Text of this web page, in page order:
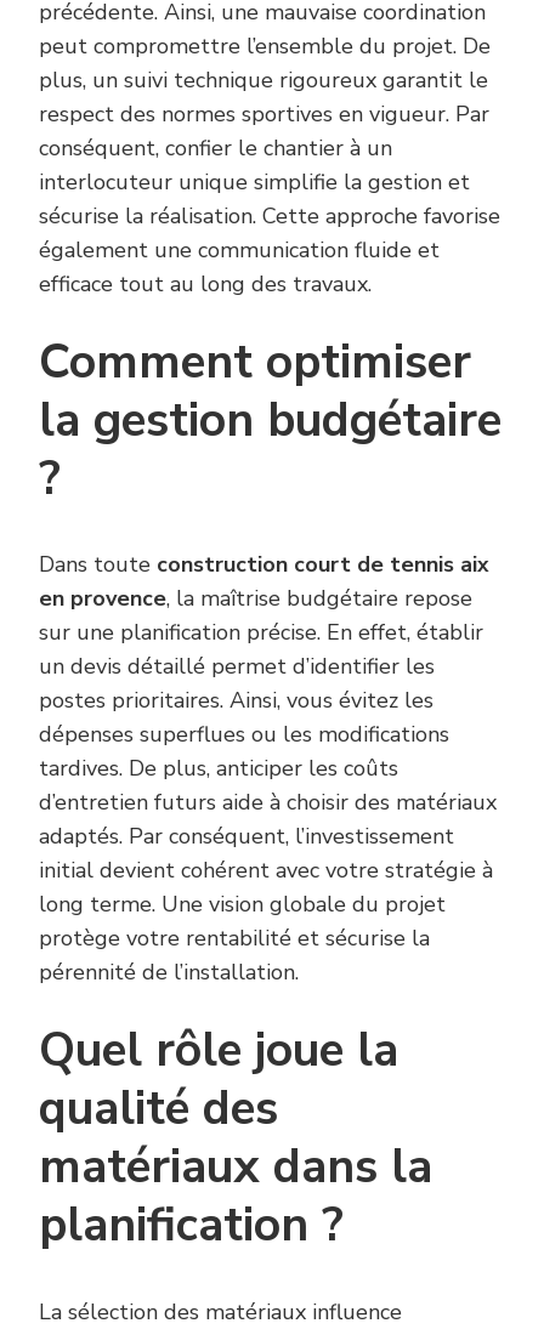
précédente. Ainsi, une mauvaise coordination
peut compromettre l’ensemble du projet. De
plus, un suivi technique rigoureux garantit le
respect des normes sportives en vigueur. Par
conséquent, confier le chantier à un
interlocuteur unique simplifie la gestion et
sécurise la réalisation. Cette approche favorise
également une communication fluide et
efficace tout au long des travaux.
Comment optimiser
la gestion budgétaire
?
Dans toute construction court de tennis aix
en provence, la maîtrise budgétaire repose
sur une planification précise. En effet, établir
un devis détaillé permet d’identifier les
postes prioritaires. Ainsi, vous évitez les
dépenses superflues ou les modifications
tardives. De plus, anticiper les coûts
d’entretien futurs aide à choisir des matériaux
adaptés. Par conséquent, l’investissement
initial devient cohérent avec votre stratégie à
long terme. Une vision globale du projet
protège votre rentabilité et sécurise la
pérennité de l’installation.
Quel rôle joue la
qualité des
matériaux dans la
planification ?
La sélection des matériaux influence